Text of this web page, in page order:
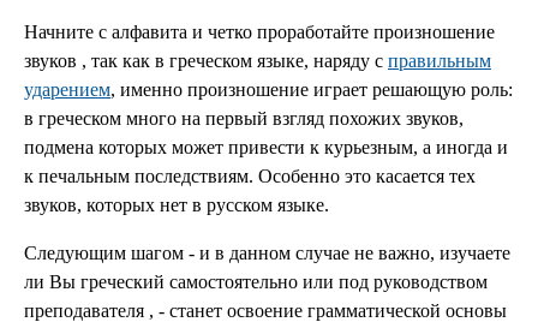
Начните с алфавита и четко проработайте произношение
звуков , так как в греческом языке, наряду с правильным
ударением, именно произношение играет решающую роль:
в греческом много на первый взгляд похожих звуков,
подмена которых может привести к курьезным, а иногда и
к печальным последствиям. Особенно это касается тех
звуков, которых нет в русском языке.
Следующим шагом - и в данном случае не важно, изучаете
ли Вы греческий самостоятельно или под руководством
преподавателя , - станет освоение грамматической основы